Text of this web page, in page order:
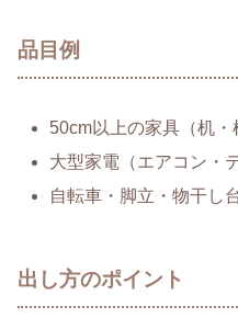
品目例
50cm以上の家具（机・
大型家電（エアコン・
自転車・脚立・物干し
出し方のポイント